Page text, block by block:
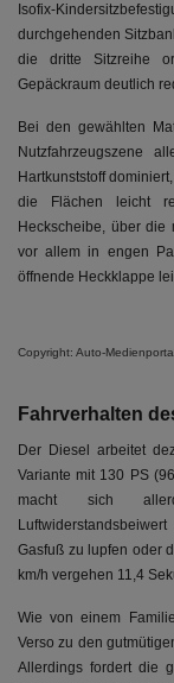
Isofix-
durchgehenden
die dritte Sitzreihe
Gepäckraum deutlich
Bei den gewählten
Nutzfahrzeugszene
Hartkunststoff
die Flächen leicht
Heckscheibe, über die
vor allem in engen
öffnende Heckklappe
Copyright: Auto-
Fahrverhalten
Der Diesel arbeitet
Variante mit 130 PS
macht sich
Gasfuß zu lupfen oder
km/h vergehen 11,4
Wie von einem
Verso zu den
Allerdings fordert die